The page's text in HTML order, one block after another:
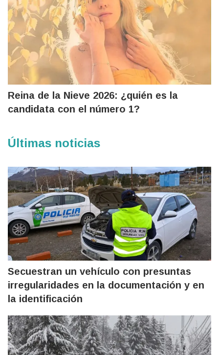
Reina de la Nieve 2026: ¿quién es la
candidata con el número 1?
Últimas noticias
Secuestran un vehículo con presuntas
irregularidades en la documentación y en
la identificación